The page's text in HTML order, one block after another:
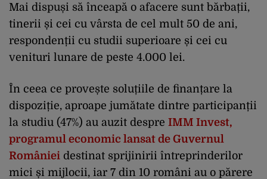
Mai dispuși să înceapă o afacere sunt bărbații,
tinerii și cei cu vârsta de cel mult 50 de ani,
respondenții cu studii superioare și cei cu
venituri lunare de peste 4.000 lei.
În ceea ce provește soluțiile de finanțare la
dispoziție, aproape jumătate dintre participanții
la studiu (47%) au auzit despre IMM Invest,
programul economic lansat de Guvernul
României destinat sprijinirii întreprinderilor
mici și mijlocii, iar 7 din 10 români au o părere